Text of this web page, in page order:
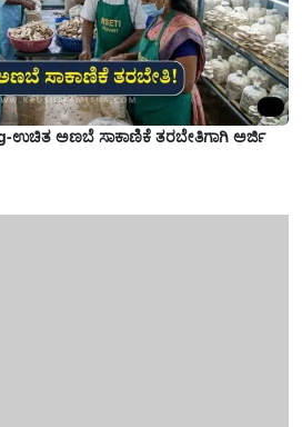
ಉಚಿತ ಅಣಬೆ ಸಾಕಾಣಿಕೆ ತರಬೇತಿಗಾಗಿ ಅರ್ಜಿ